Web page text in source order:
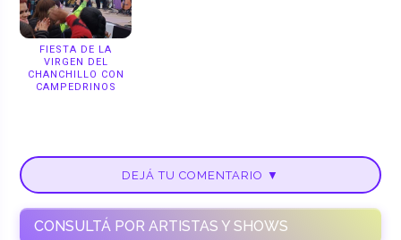
FIESTA DE LA
VIRGEN DEL
CHANCHILLO CON
CAMPEDRINOS
DEJÁ TU COMENTARIO ▼
CONSULTÁ POR ARTISTAS Y SHOWS